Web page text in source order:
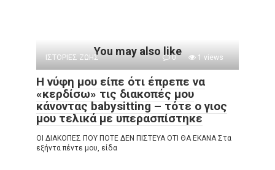
You may also like
ΙΣΤΟΡΙΕΣ ΖΩΗΣ 0 1 views
Η νύφη μου είπε ότι έπρεπε να
«κερδίσω» τις διακοπές μου
κάνοντας babysitting – τότε ο γιος
μου τελικά με υπερασπίστηκε
ΟΙ ΔΙΑΚΟΠΕΣ ΠΟΥ ΠΟΤΕ ΔΕΝ ΠΙΣΤΕΥΑ ΟΤΙ ΘΑ ΕΚΑΝΑ Στα
εξήντα πέντε μου, είδα